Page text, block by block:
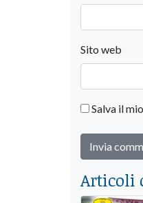
Sito web
Salva il
Articoli